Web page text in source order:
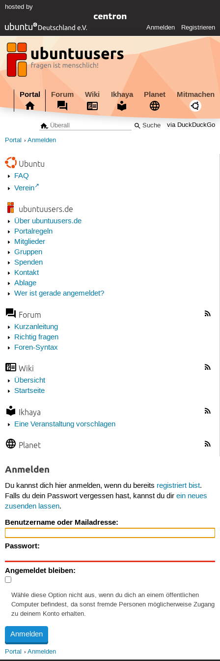
hosted by
Anmelden Registrieren
Portal Forum Wiki Ikhaya Planet Mitmachen
via DuckDuckGo
Portal Anmelden
Ubuntu
FAQ
Verein
ubuntuusers.de
Über ubuntuusers.de
Portalregeln
Mitglieder
Gruppen
Spenden
Kontakt
Ablage
Wer ist gerade angemeldet?
Forum
Kurzanleitung
Richtig fragen
Foren-Syntax
Wiki
Übersicht
Startseite
Ikhaya
Eine Veranstaltung vorschlagen
Planet
Anmelden
Du kannst dich hier anmelden, wenn du bereits registriert bist.
Falls du dein Passwort vergessen hast, kannst du dir ein neues
zusenden lassen.
Benutzername oder Mailadresse:
Passwort:
Angemeldet bleiben:
Wähle diese Option nicht aus, wenn du dich an einem öffentlichen
Computer befindest, da sonst fremde Personen möglicherweise Zugang
zu deinem Konto erhalten.
Portal Anmelden